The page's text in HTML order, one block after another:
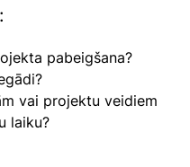
pabeigšana?
vai projektu veidiem
laiku?